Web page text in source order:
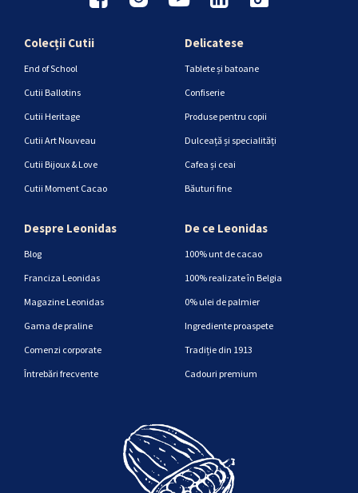
Colecții Cutii
End of School
Cutii Ballotins
Cutii Heritage
Cutii Art Nouveau
Cutii Bijoux & Love
Cutii Moment Cacao
Delicatese
Tablete și batoane
Confiserie
Produse pentru copii
Dulceață și specialități
Cafea și ceai
Băuturi fine
Despre Leonidas
Blog
Franciza Leonidas
Magazine Leonidas
Gama de praline
Comenzi corporate
Întrebări frecvente
De ce Leonidas
100% unt de cacao
100% realizate în Belgia
0% ulei de palmier
Ingrediente proaspete
Tradiție din 1913
Cadouri premium